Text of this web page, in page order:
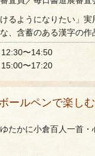
るようになりたい」実
、含蓄のある漢字の
〜14:50
〜17:20
ールペンで楽し
たかに小倉百人一首